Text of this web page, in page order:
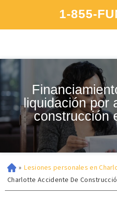
1-855-
liquidación por
construcción
» Lesiones personales en
Charlotte Accidente De